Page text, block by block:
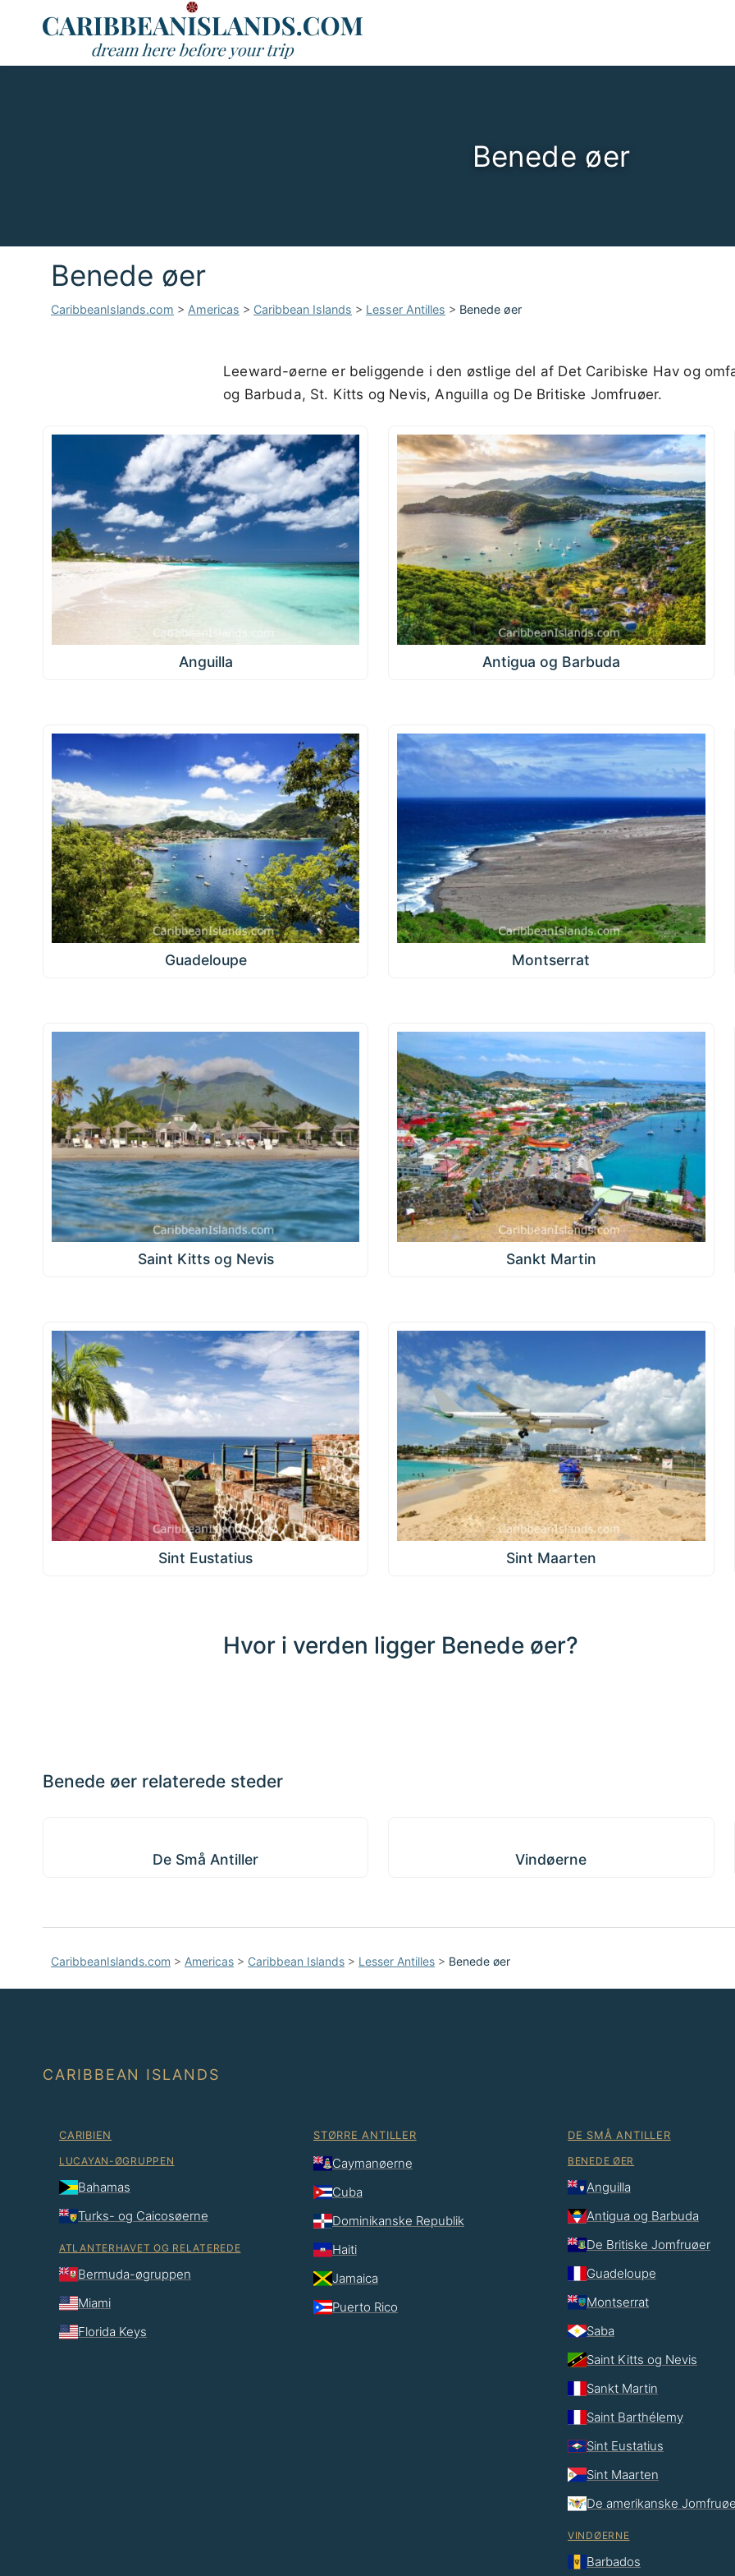
Benede øer
Benede øer
CaribbeanIslands.com > Americas > Caribbean Islands > Lesser Antilles > Benede øer
Leeward-øerne er beliggende i den østlige del af Det Caribiske Hav og
og Barbuda, St. Kitts og Nevis, Anguilla og De Britiske Jomfruøer.
Anguilla Antigua og Barbuda
Guadeloupe Montserrat
Saint Kitts og Nevis Sankt Martin
Sint Eustatius Sint Maarten
Hvor i verden ligger Benede øer?
1000 km / 621.4 mi
Benede øer relaterede steder
De Små Antiller Vindøerne
CaribbeanIslands.com > Americas > Caribbean Islands > Lesser Antilles > Benede øer
CARIBBEAN ISLANDS
CARIBIEN
LUCAYAN-ØGRUPPEN
Bahamas
Turks- og Caicosøerne
ATLANTERHAVET OG RELATEREDE
Bermuda-øgruppen
Miami
Florida Keys
STØRRE ANTILLER
Caymanøerne
Cuba
Dominikanske Republik
Haiti
Jamaica
Puerto Rico
DE SMÅ ANTILLER
BENEDE ØER
Anguilla
Antigua og Barbuda
De Britiske Jomfruøer
Guadeloupe
Montserrat
Saba
Saint Kitts og Nevis
Sankt Martin
Saint Barthélemy
Sint Eustatius
Sint Maarten
De amerikanske
VINDØERNE
Barbados